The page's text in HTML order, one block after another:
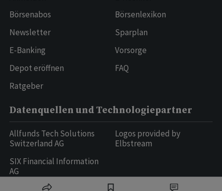
Börsenabos
Newsletter
E-Banking
Depot eröffnen
Ratgeber
Börsenlexikon
Sparplan
Vorsorge
FAQ
Datenquellen und Technologiepartner
Allfunds Tech Solutions
Switzerland AG
SIX Financial Information
AG
Logos provided by
Elbstream